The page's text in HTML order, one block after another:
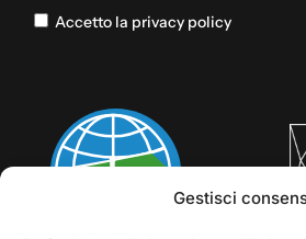
Gestisci
Accetto la privacy policy